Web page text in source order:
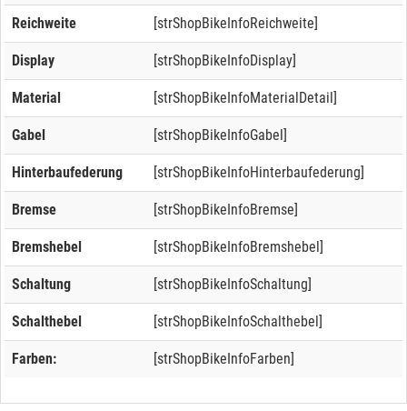
Reichweite [strShopBikeInfoReichweite]
Display [strShopBikeInfoDisplay]
Material [strShopBikeInfoMaterialDetail]
Gabel [strShopBikeInfoGabel]
Hinterbaufederung [strShopBikeInfoHinterbaufederung]
Bremse [strShopBikeInfoBremse]
Bremshebel [strShopBikeInfoBremshebel]
Schaltung [strShopBikeInfoSchaltung]
Schalthebel [strShopBikeInfoSchalthebel]
Farben: [strShopBikeInfoFarben]